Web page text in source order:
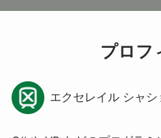
プロフ
エクセレイル シャシ